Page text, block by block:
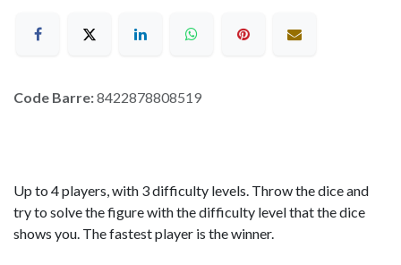
Code Barre:8422878808519
Up to 4 players, with 3 difficulty levels. Throw the dice and
try to solve the figure with the difficulty level that the dice
shows you. The fastest player is the winner.